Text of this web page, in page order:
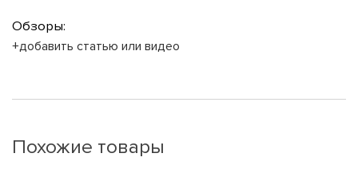
Обзоры:
+добавить статью или видео
Похожие товары